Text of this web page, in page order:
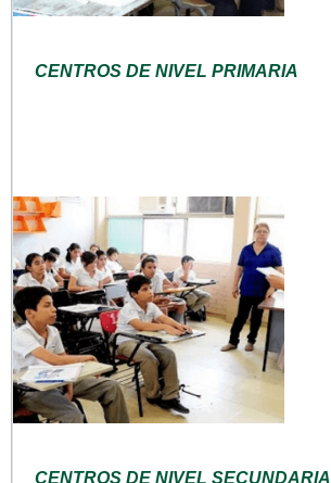
CENTROS DE NIVEL PRIMARIA
CENTROS DE NIVEL SECUNDARIA